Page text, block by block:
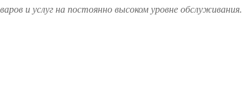
и услуг на постоянно высоком уровне обслуживания.